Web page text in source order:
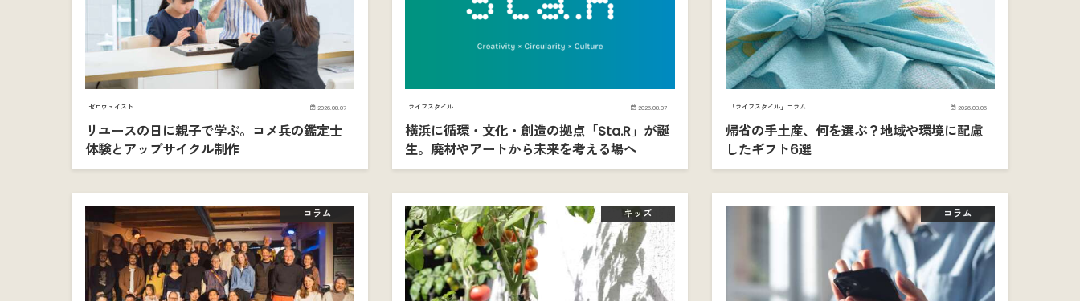
ゼロウェイスト 2026.08.07
リユースの日に親子で学ぶ。コメ兵の鑑定士
体験とアップサイクル制作
ライフスタイル 2026.08.07
横浜に循環・文化・創造の拠点「Sta.R」が誕
生。廃材やアートから未来を考える場へ
「ライフスタイル」コラム 2026.08.06
帰省の手土産、何を選ぶ？地域や環境に配慮
したギフト6選
コラム キッズ コラム